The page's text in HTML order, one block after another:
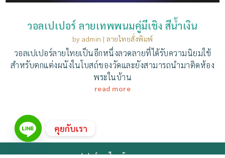
วอลเปเปอร์ ลายเทพพนมคู่มีเชิง สีน้ำเงิน
by admin | ลายไทยสั่งพิมพ์
วอลเปเปอร์ลายไทยเป็นอีกหนึ่งลวดลายที่ได้รับความนิยมใช้
สำหรับตกแต่งผนังในโบสถ์ของวัดและยังสามารถนำมาติดห้อง
พระในบ้าน
read more
วอลเปเปอร์ลายไทยห้องพระ.com
คุยกับเรา